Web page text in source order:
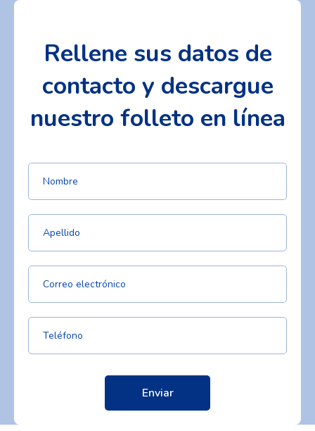
Rellene sus datos de
contacto y descargue
nuestro folleto en línea